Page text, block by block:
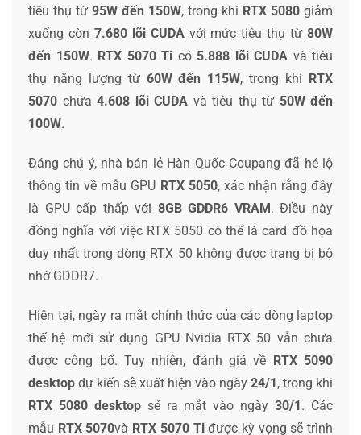
tiêu thụ từ 95W đến 150W, trong khi RTX 5080 giảm
xuống còn 7.680 lõi CUDAvới mức tiêu thụ từ80W
đến 150W. RTX 5070 Ti có 5.888 lõi CUDA và tiêu
thụ năng lượng từ 60W đến 115W, trong khi RTX
5070 chứa 4.608 lõi CUDA và tiêu thụ từ 50W đến
100W.
Đáng chú ý, nhà bán lẻ Hàn Quốc Coupang đã hé lộ
thông tin về mẫu GPU RTX 5050, xác nhận rằng đây
là GPU cấp thấp với 8GB GDDR6 VRAM. Điều này
đồng nghĩa với việc RTX 5050 có thể là card đồ họa
duy nhất trong dòng RTX 50 không được trang bị bộ
nhớ GDDR7.
Hiện tại, ngày ra mắt chính thức của các dòng laptop
thế hệ mới sử dụng GPU Nvidia RTX 50 vẫn chưa
được công bố. Tuy nhiên, đánh giá về RTX 5090
desktop dự kiến sẽ xuất hiện vào ngày 24/1, trong khi
RTX 5080 desktopsẽ ra mắt vào ngày30/1. Các
mẫu RTX 5070và RTX 5070 Tiđược kỳ vọng sẽ trình